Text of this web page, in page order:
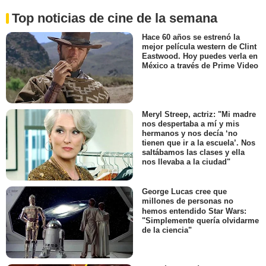
Top noticias de cine de la semana
Hace 60 años se estrenó la
mejor película western de Clint
Eastwood. Hoy puedes verla en
México a través de Prime Video
Meryl Streep, actriz: "Mi madre
nos despertaba a mí y mis
hermanos y nos decía ‘no
tienen que ir a la escuela’. Nos
saltábamos las clases y ella
nos llevaba a la ciudad"
George Lucas cree que
millones de personas no
hemos entendido Star Wars:
"Simplemente quería olvidarme
de la ciencia"